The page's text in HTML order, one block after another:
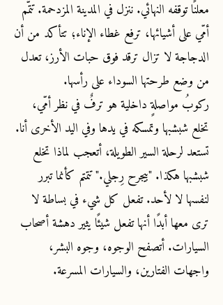
معلنًا توقفه النهائي. ننزل في المدينة المزدحمة. تتمّم
أمّي على أشيائها، ترفع غطاء الإناء؛ تتأكد من أن
الدجاجة لا تزال ترقد فوق حبات الأرز، تعدل
من وضع طرحتها السوداء على رأسها.
ركوبُ مواصلةٍ داخلية هو ترفٌ في نظر أمّي،
تخلع شبشبها وتمسكه في يدها وفي اليد الأخرى أنا.
تستعد لرحلة السير الطويلة، أتعجب لماذا تخلع
شبشبها هكذا. "بيجرح رِجلي." تتمتم كأنما تبرر
لنفسها لا لأحد. تفعل كل شيء في بساطة لا
ترى معها أبدًا أنها تفعل شيئًا يثير دهشة أصحاب
السيارات. أتصفح الوجوه، وجوه البشر،
واجهات الفتارين، والسيارات المسرعة.